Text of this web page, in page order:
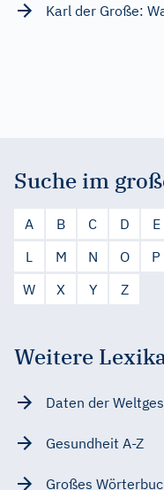
Karl der Große:
Suche im
A B C D E
L
M N O P
W
X Y Z
Weitere
Daten der
Gesundheit A-Z
Großes